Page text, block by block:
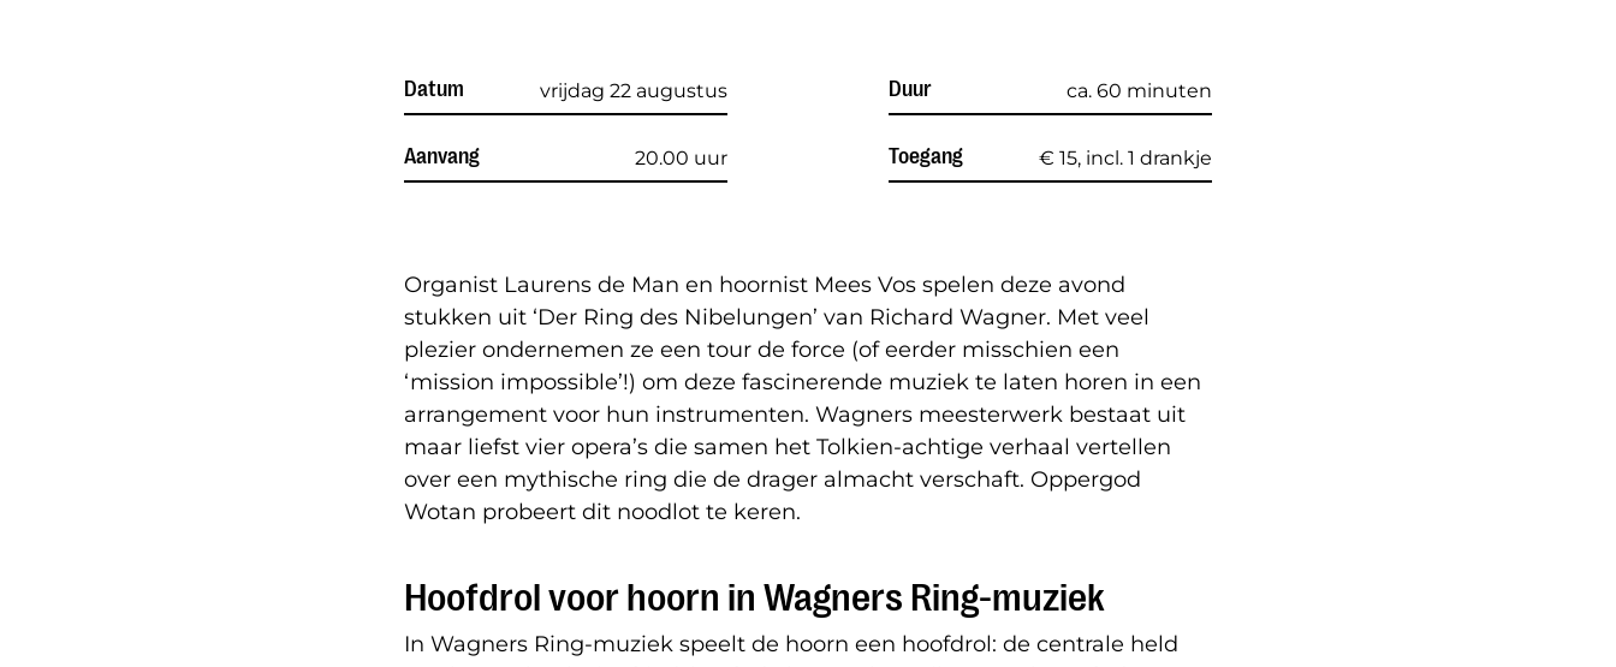
Datum vrijdag 22 augustus
Aanvang 20.00 uur
Duur ca. 60 minuten
Toegang € 15, incl. 1 drankje
Organist Laurens de Man en hoornist Mees Vos spelen deze avond
stukken uit ‘Der Ring des Nibelungen’ van Richard Wagner. Met veel
plezier ondernemen ze een tour de force (of eerder misschien een
‘mission impossible’!) om deze fascinerende muziek te laten horen in een
arrangement voor hun instrumenten. Wagners meesterwerk bestaat uit
maar liefst vier opera’s die samen het Tolkien-achtige verhaal vertellen
over een mythische ring die de drager almacht verschaft. Oppergod
Wotan probeert dit noodlot te keren.
Hoofdrol voor hoorn in Wagners Ring-muziek
In Wagners Ring-muziek speelt de hoorn een hoofdrol: de centrale held